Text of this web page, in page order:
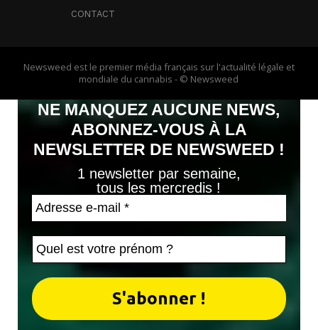
CONTACT
Newsweed est le premier média français sur l'actualité légale et
mondiale du cannabis - © Newsweed
NE MANQUEZ AUCUNE NEWS,
ABONNEZ-VOUS À LA
NEWSLETTER DE NEWSWEED !
1 newsletter par semaine,
tous les mercredis !